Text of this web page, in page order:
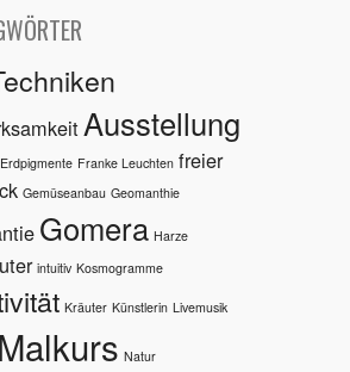
Ausstellung
Erdpigmente Franke Leuchten freier
Gemüseanbau Geomanthie
Gomera Harze
intuitiv Kosmogramme
Kräuter Künstlerin Livemusik
Malkurs Natur